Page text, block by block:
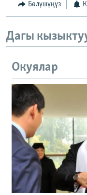
Бөлүшүңүз
Дагы
Окуялар